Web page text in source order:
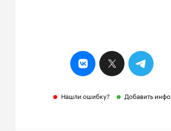
Нашли ошибку? Добавить инфо